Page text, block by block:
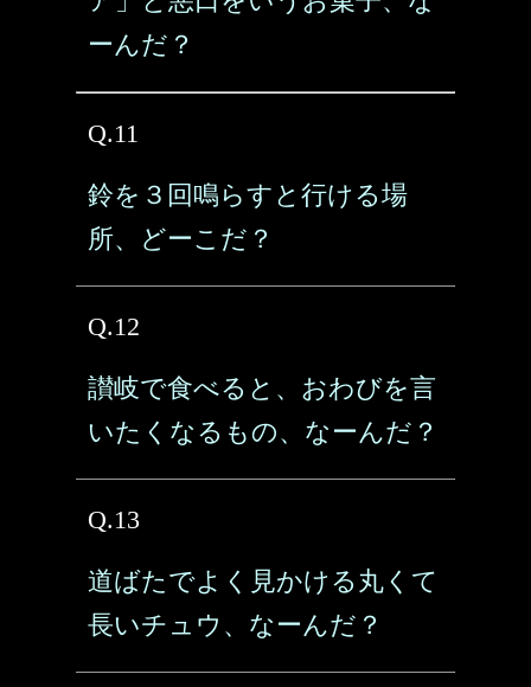
ーんだ？
Q.11
鈴を３回鳴らすと行ける場
所、どーこだ？
Q.12
讃岐で食べると、おわびを言
いたくなるもの、なーんだ？
Q.13
道ばたでよく見かける丸くて
長いチュウ、なーんだ？